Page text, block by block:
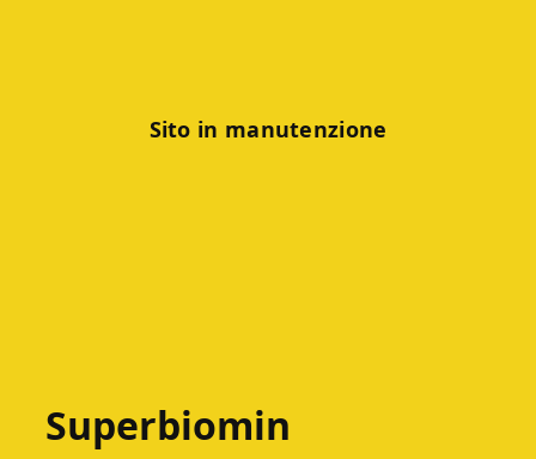
Sito in manutenzione
Superbiomin